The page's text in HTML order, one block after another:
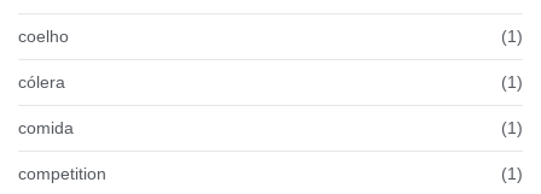
coelho (1)
cólera (1)
comida (1)
competition (1)